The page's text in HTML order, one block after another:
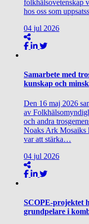
folkhälsovetenskap
hos oss som
04 jul 2026
Samarbete med
kunskap och
Den 16 maj 2026
av
och andra
Noaks Ark Mosaiks
var att stärka…
04 jul 2026
SCOPE‑projektet
grundpelare i